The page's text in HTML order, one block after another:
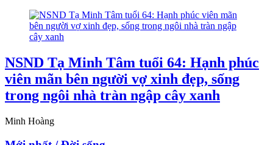
NSND Tạ Minh Tâm tuổi 64: Hạnh phúc
viên mãn bên người vợ xinh đẹp, sống
trong ngôi nhà tràn ngập cây xanh
Minh Hoàng